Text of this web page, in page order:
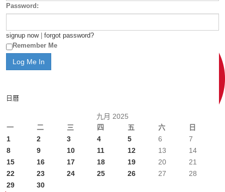
Password:
signup now| forgot password?
Remember Me
日曆
九月 2025
一
二 三 四 五 六 日
1 2 3 4 5 6
7
8
9 10 11 12 13
14
15
16 17 18 19 20
21
22
23 24 25 26 27
28
29
30